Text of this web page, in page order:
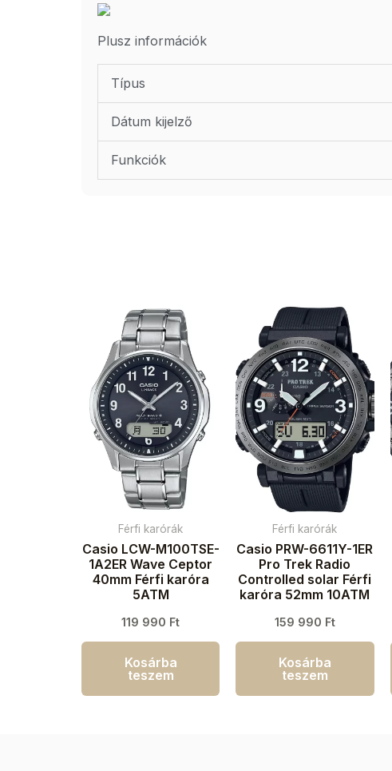
Plusz információk
Típus
Dátum kijelző
Funkciók
Férfi karórák
Casio LCW-M100TSE-
1A2ER Wave Ceptor
40mm Férfi karóra
5ATM
119 990 Ft
Kosárba
teszem
Férfi karórák
Casio PRW-6611Y-1ER
Pro Trek Radio
Controlled solar Férfi
karóra 52mm 10ATM
159 990 Ft
Kosárba
teszem